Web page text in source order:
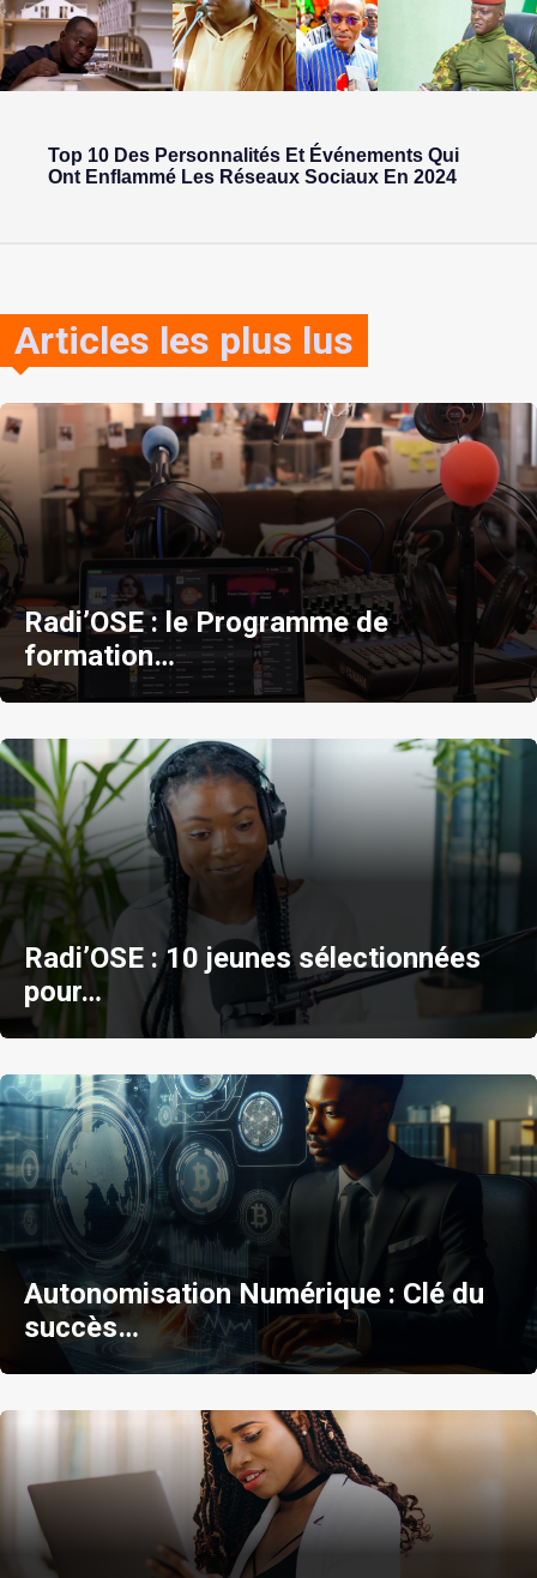
Top 10 Des Personnalités Et Événements Qui
Ont Enflammé Les Réseaux Sociaux En 2024
Articles les plus lus
Radi’OSE : le Programme de
formation…
Radi’OSE : 10 jeunes sélectionnées
pour…
Autonomisation Numérique : Clé du
succès…